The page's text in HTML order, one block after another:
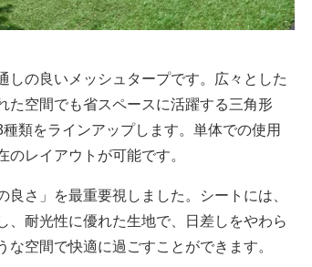
の良いメッシュタープです。広々とした
た空間でも省スペースに活躍する三角形
類をラインアップします。単体での使用
レイアウトが可能です。
さ」を最重要視しました。シートには、
、耐光性に優れた生地で、日差しをやわら
空間で快適に過ごすことができます。